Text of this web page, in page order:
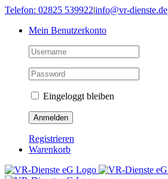
Skip
content
Telefon: 02825 539922|info@vr-dienste.de
Mein Benutzerkonto
Eingeloggt bleiben
Registrieren
Warenkorb